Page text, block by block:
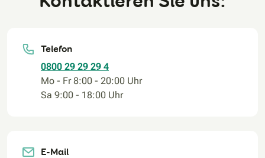
Telefon
0800 29 29 29 4
Mo - Fr 8:00 - 20:00 Uhr
Sa 9:00 - 18:00 Uhr
E-Mail